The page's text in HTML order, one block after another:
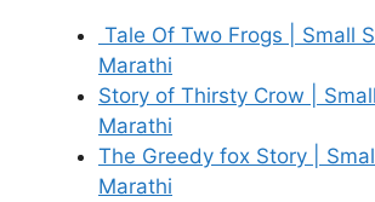
Tale Of Two Frogs | Small
Marathi
Story of Thirsty Crow |
Marathi
The Greedy fox Story |
Marathi